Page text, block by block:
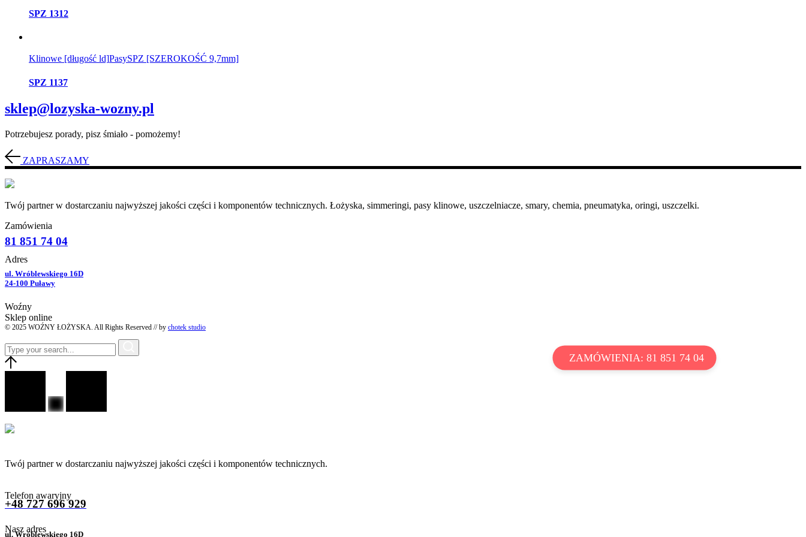
ZAMÓWIENIA: 81 851 74 04
SPZ 1312
Klinowe [długość ld]PasySPZ [SZEROKOŚĆ 9,7mm]
SPZ 1137
sklep@lozyska-wozny.pl
Potrzebujesz porady, pisz śmiało - pomożemy!
ZAPRASZAMY
Twój partner w dostarczaniu najwyższej jakości części i komponentów technicznych. Łożyska, simmeringi, pasy klinowe, uszczelniacze, smary, chemia, pneumatyka, oringi, uszczelki.
Zamówienia
81 851 74 04
Adres
ul. Wróblewskiego 16D
24-100 Puławy
Woźny
Sklep online
© 2025 WOŹNY ŁOŻYSKA. All Rights Reserved // by chotek studio
Twój partner w dostarczaniu najwyższej jakości części i komponentów technicznych.
Telefon awaryjny
+48 727 696 929
Nasz adres
ul. Wróblewskiego 16D